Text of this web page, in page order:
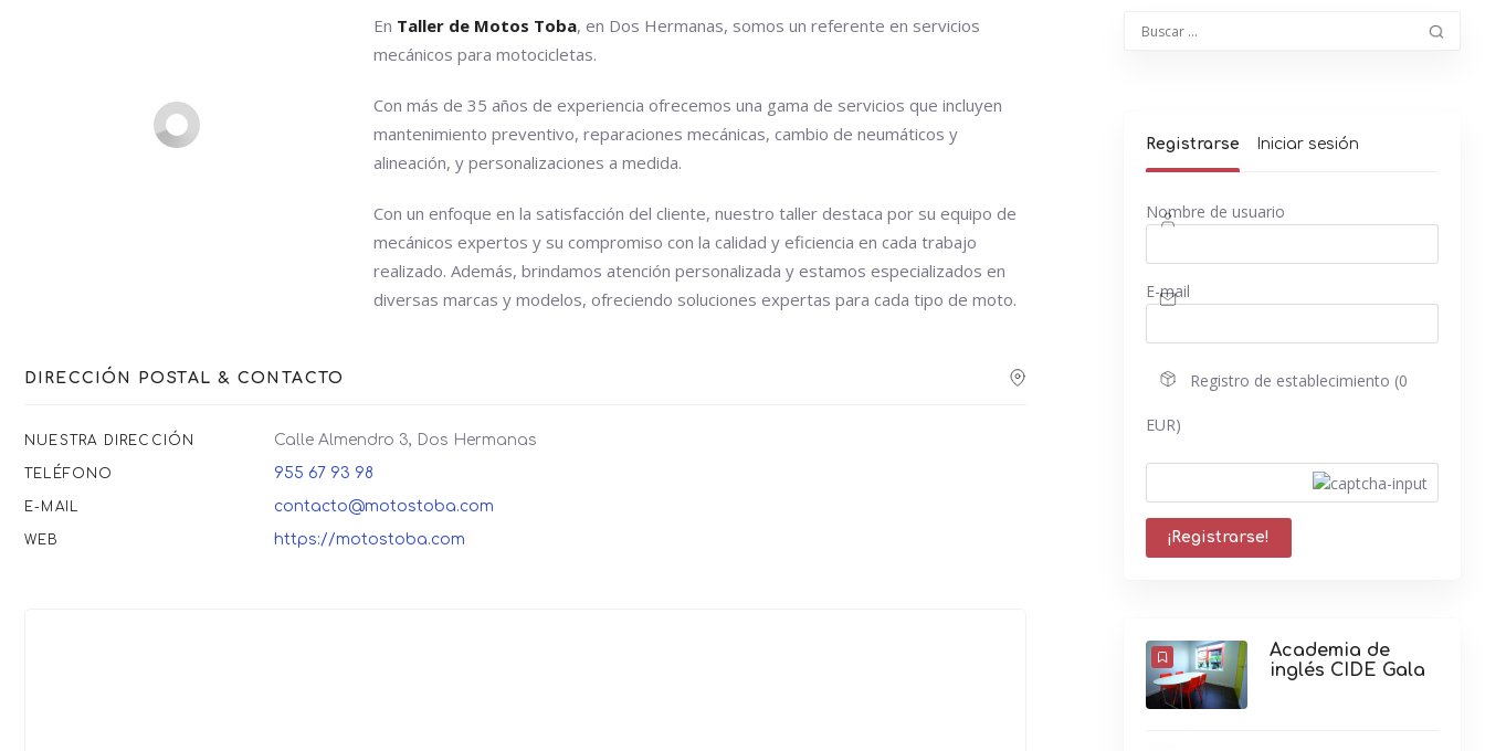
En Taller de Motos Toba, en Dos Hermanas, somos un referente en servicios
mecánicos para motocicletas.
Con más de 35 años de experiencia ofrecemos una gama de servicios que incluyen
mantenimiento preventivo, reparaciones mecánicas, cambio de neumáticos y
alineación, y personalizaciones a medida.
Con un enfoque en la satisfacción del cliente, nuestro taller destaca por su equipo de
mecánicos expertos y su compromiso con la calidad y eficiencia en cada trabajo
realizado. Además, brindamos atención personalizada y estamos especializados en
diversas marcas y modelos, ofreciendo soluciones expertas para cada tipo de moto.
DIRECCIÓN POSTAL & CONTACTO
NUESTRA DIRECCIÓN Calle Almendro 3, Dos Hermanas
TELÉFONO 955 67 93 98
E-MAIL contacto@motostoba.com
WEB https://motostoba.com
Registrarse Iniciar sesión
Nombre de usuario
E-mail
Registro de establecimiento (0
EUR)
Academia de
inglés CIDE Gala